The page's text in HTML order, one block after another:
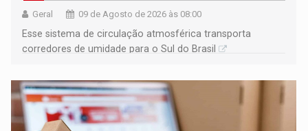
Geral 09 de Agosto de 2026 às 08:00
Esse sistema de circulação atmosférica transporta
corredores de umidade para o Sul do Brasil